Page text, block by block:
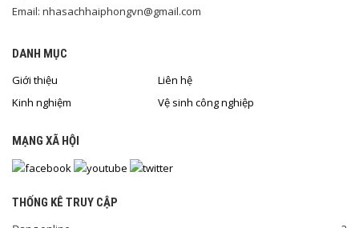
Email: nhasachhaiphongvn@gmail.com
DANH MỤC
Giới thiệu
Liên hệ
Kinh nghiệm
Vệ sinh công nghiệp
MẠNG XÃ HỘI
THỐNG KÊ TRUY CẬP